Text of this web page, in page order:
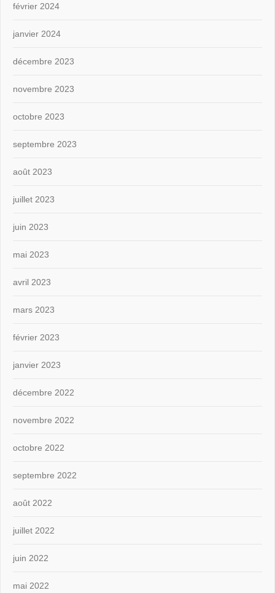
février 2024
janvier 2024
décembre 2023
novembre 2023
octobre 2023
septembre 2023
août 2023
juillet 2023
juin 2023
mai 2023
avril 2023
mars 2023
février 2023
janvier 2023
décembre 2022
novembre 2022
octobre 2022
septembre 2022
août 2022
juillet 2022
juin 2022
mai 2022